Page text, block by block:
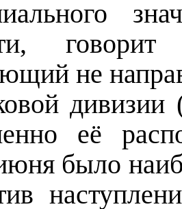
не
её
было